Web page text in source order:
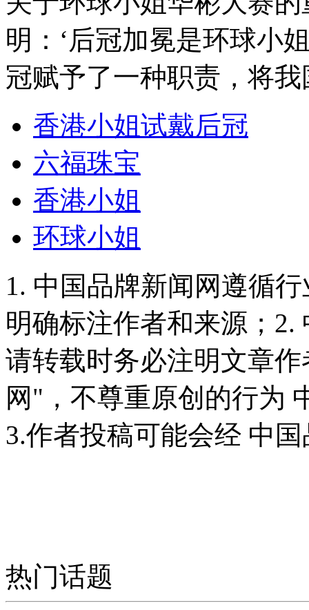
明：‘后冠加冕是环球小
冠赋予了一种职责，将
香港小姐试戴后冠
六福珠宝
香港小姐
环球小姐
1. 中国品牌新闻网遵循
明确标注作者和来源；
请转载时务必注明文章
网"，不尊重原创的行为
3.作者投稿可能会经 中
热门话题